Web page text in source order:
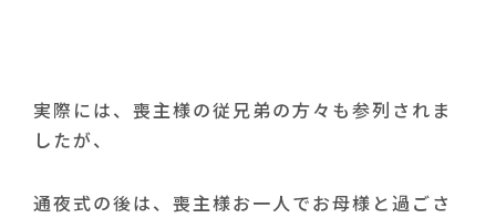
実際には、喪主様の従兄弟の方々も参列されま
したが、
通夜式の後は、喪主様お一人でお母様と過ごさ